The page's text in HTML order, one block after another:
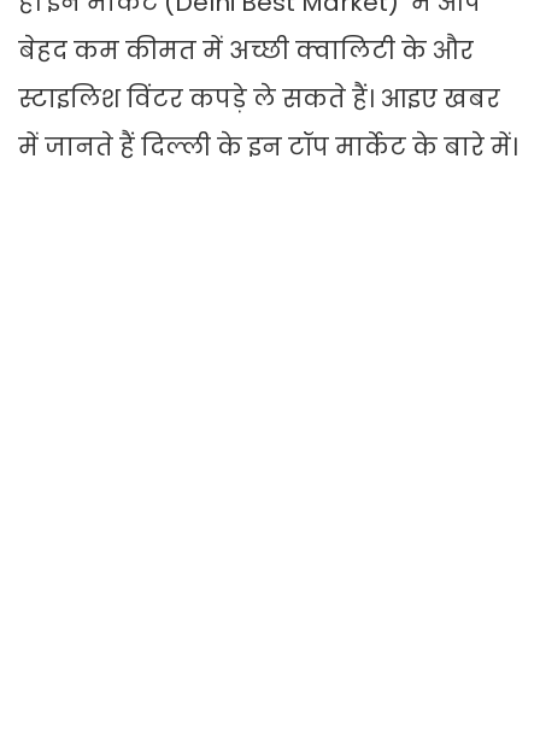
बेहद कम कीमत में अच्छी क्वालिटी के और
स्टाइलिश विंटर कपड़े ले सकते हैं। आइए खबर
में जानते हैं दिल्ली के इन टॉप मार्केट के बारे में।